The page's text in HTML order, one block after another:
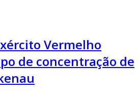
Vermelho
de concentração de